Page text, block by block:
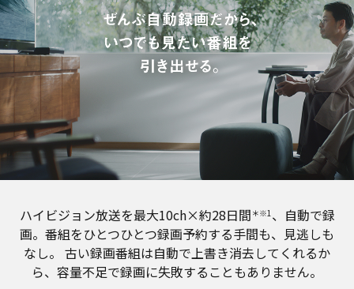
ハイビジョン放送を最大10ch×約28日間 ＊※1 、自動で録
画。番組をひとつひとつ録画予約する手間も、見逃しも
なし。 古い録画番組は自動で上書き消去してくれるか
ら、容量不足で録画に失敗することもありません。